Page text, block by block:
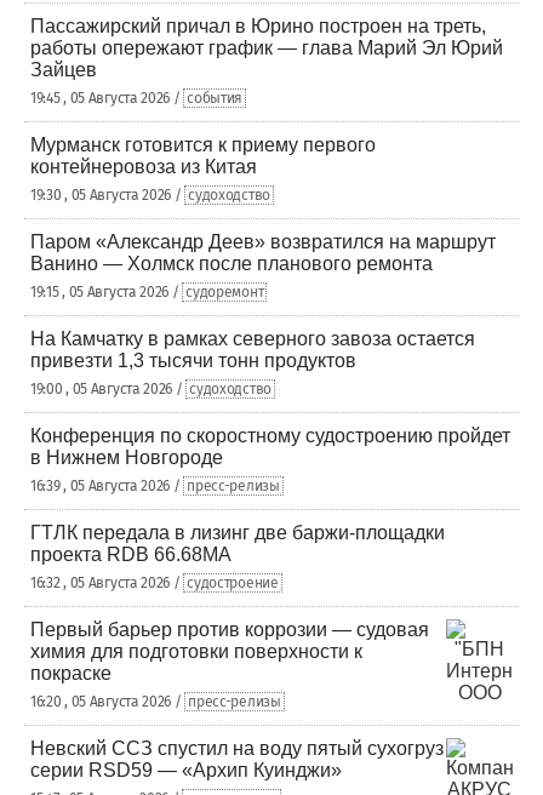
Пассажирский причал в Юрино построен на треть,
работы опережают график — глава Марий Эл Юрий
Зайцев
19:45 , 05 Августа 2026 / события
Мурманск готовится к приему первого
контейнеровоза из Китая
19:30 , 05 Августа 2026 / судоходство
Паром «Александр Деев» возвратился на маршрут
Ванино — Холмск после планового ремонта
19:15 , 05 Августа 2026 / судоремонт
На Камчатку в рамках северного завоза остается
привезти 1,3 тысячи тонн продуктов
19:00 , 05 Августа 2026 / судоходство
Конференция по скоростному судостроению пройдет
в Нижнем Новгороде
16:39 , 05 Августа 2026 / пресс-релизы
ГТЛК передала в лизинг две баржи-площадки
проекта RDB 66.68МА
16:32 , 05 Августа 2026 / судостроение
Первый барьер против коррозии — судовая
химия для подготовки поверхности к
покраске
16:20 , 05 Августа 2026 / пресс-релизы
Невский ССЗ спустил на воду пятый сухогруз
серии RSD59 — «Архип Куинджи»